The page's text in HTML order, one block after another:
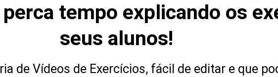
tempo explicando os
seus alunos!
de Vídeos de Exercícios, fácil de editar e que